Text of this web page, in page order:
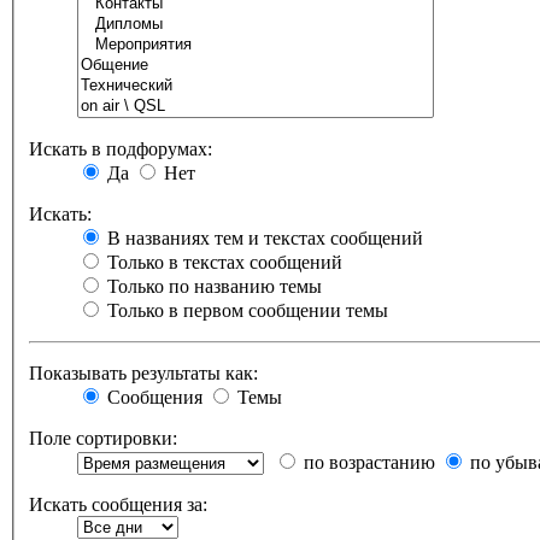
Искать в подфорумах:
Да
Нет
Искать:
В названиях тем и текстах сообщений
Только в текстах сообщений
Только по названию темы
Только в первом сообщении темы
Показывать результаты как:
Сообщения
Темы
Поле сортировки:
по возрастанию
по
Искать сообщения за: